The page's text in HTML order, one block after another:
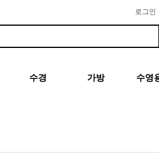
로그인
수경 가방 수영